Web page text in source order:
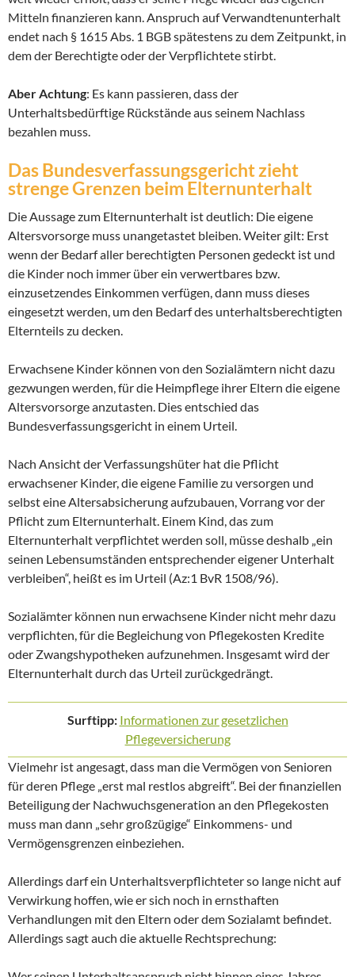
Mitteln finanzieren kann. Anspruch auf Verwandtenunterhalt
endet nach § 1615 Abs. 1 BGB spätestens zu dem Zeitpunkt, in
dem der Berechtigte oder der Verpflichtete stirbt.
Aber Achtung: Es kann passieren, dass der
Unterhaltsbedürftige Rückstände aus seinem Nachlass
bezahlen muss.
Das Bundesverfassungsgericht zieht
strenge Grenzen beim Elternunterhalt
Die Aussage zum Elternunterhalt ist deutlich: Die eigene
Altersvorsorge muss unangetastet bleiben. Weiter gilt: Erst
wenn der Bedarf aller berechtigten Personen gedeckt ist und
die Kinder noch immer über ein verwertbares bzw.
einzusetzendes Einkommen verfügen, dann muss dieses
eingesetzt werden, um den Bedarf des unterhaltsberechtigten
Elternteils zu decken.
Erwachsene Kinder können von den Sozialämtern nicht dazu
gezwungen werden, für die Heimpflege ihrer Eltern die eigene
Altersvorsorge anzutasten. Dies entschied das
Bundesverfassungsgericht in einem Urteil.
Nach Ansicht der Verfassungshüter hat die Pflicht
erwachsener Kinder, die eigene Familie zu versorgen und
selbst eine Altersabsicherung aufzubauen, Vorrang vor der
Pflicht zum Elternunterhalt. Einem Kind, das zum
Elternunterhalt verpflichtet werden soll, müsse deshalb „ein
seinen Lebensumständen entsprechender eigener Unterhalt
verbleiben“, heißt es im Urteil (Az:1 BvR 1508/96).
Sozialämter können nun erwachsene Kinder nicht mehr dazu
verpflichten, für die Begleichung von Pflegekosten Kredite
oder Zwangshypotheken aufzunehmen. Insgesamt wird der
Elternunterhalt durch das Urteil zurückgedrängt.
Surftipp: Informationen zur gesetzlichen
Pflegeversicherung
Vielmehr ist angesagt, dass man die Vermögen von Senioren
für deren Pflege „erst mal restlos abgreift“. Bei der finanziellen
Beteiligung der Nachwuchsgeneration an den Pflegekosten
muss man dann „sehr großzügige“ Einkommens- und
Vermögensgrenzen einbeziehen.
Allerdings darf ein Unterhaltsverpflichteter so lange nicht auf
Verwirkung hoffen, wie er sich noch in ernsthaften
Verhandlungen mit den Eltern oder dem Sozialamt befindet.
Allerdings sagt auch die aktuelle Rechtsprechung: